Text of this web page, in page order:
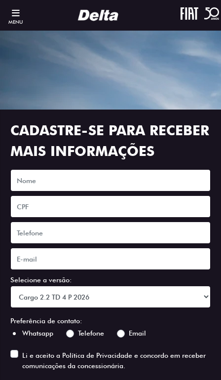
MENU
CADASTRE-SE PARA RECEBER
MAIS INFORMAÇÕES
Selecione a versão:
Preferência de contato:
Whatsapp
Telefone Email
Li e aceito a Política de Privacidade e concordo em receber
comunicações da concessionária.